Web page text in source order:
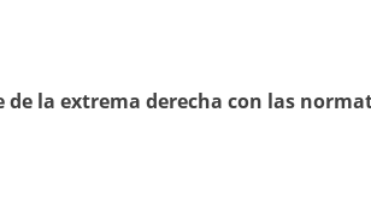
de la extrema derecha con las